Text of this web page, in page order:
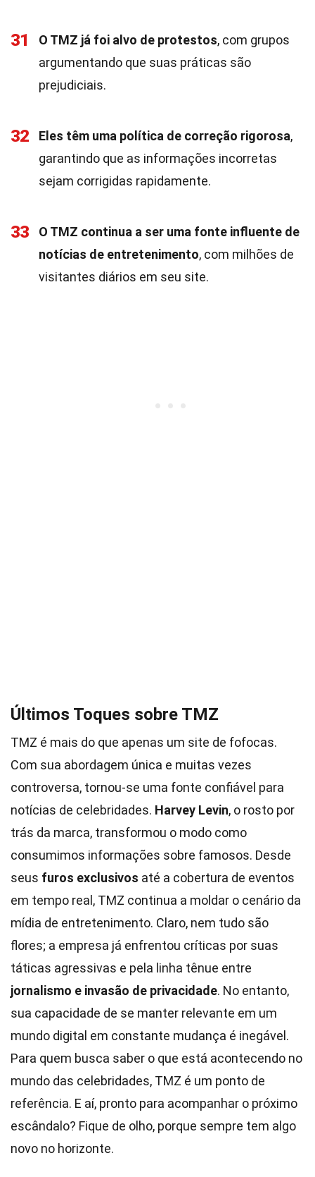
31 O TMZ já foi alvo de protestos, com grupos
argumentando que suas práticas são
prejudiciais.
32 Eles têm uma política de correção rigorosa,
garantindo que as informações incorretas
sejam corrigidas rapidamente.
33
O TMZ continua a ser uma fonte influente de
notícias de entretenimento, com milhões de
visitantes diários em seu site.
Últimos Toques sobre TMZ
TMZ é mais do que apenas um site de fofocas.
Com sua abordagem única e muitas vezes
controversa, tornou-se uma fonte confiável para
notícias de celebridades. Harvey Levin, o rosto por
trás da marca, transformou o modo como
consumimos informações sobre famosos. Desde
seus furos exclusivos até a cobertura de eventos
em tempo real, TMZ continua a moldar o cenário da
mídia de entretenimento. Claro, nem tudo são
flores; a empresa já enfrentou críticas por suas
táticas agressivas e pela linha tênue entre
jornalismo e invasão de privacidade. No entanto,
sua capacidade de se manter relevante em um
mundo digital em constante mudança é inegável.
Para quem busca saber o que está acontecendo no
mundo das celebridades, TMZ é um ponto de
referência. E aí, pronto para acompanhar o próximo
escândalo? Fique de olho, porque sempre tem algo
novo no horizonte.